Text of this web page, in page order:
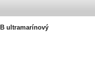
ultramarínový